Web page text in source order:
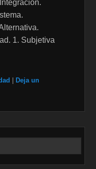
1. Subjetiva
Deja un